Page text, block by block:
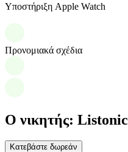
Υποστήριξη Apple Watch
Προνομιακά σχέδια
Ο νικητής: Listonic
Κατεβάστε δωρεάν